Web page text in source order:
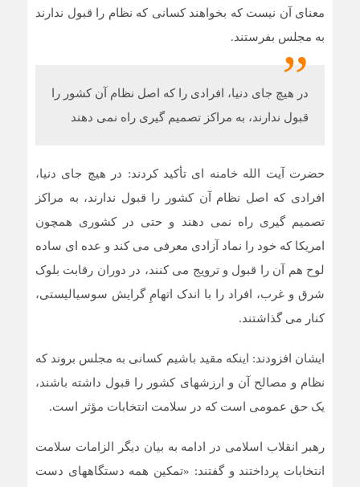
معنای آن نیست که بخواهند کسانی که نظام را قبول ندارند
به مجلس بفرستند.
در هیچ جای دنیا، افرادی را که اصل نظام آن کشور را
قبول ندارند، به مراکز تصمیم گیری راه نمی دهند
حضرت آیت الله خامنه ای تأکید کردند: در هیچ جای دنیا،
افرادی که اصل نظام آن کشور را قبول ندارند، به مراکز
تصمیم گیری راه نمی دهند و حتی در کشوری همچون
امریکا که خود را نماد آزادی معرفی می کند و عده ای ساده
لوح هم آن را قبول و ترویج می کنند، در دوران رقابت بلوک
شرق و غرب، افراد را با اندک اتهامِ گرایش سوسیالیستی،
کنار می گذاشتند.
ایشان افزودند: اینکه مقید باشیم کسانی به مجلس بروند که
نظام و مصالح آن و ارزشهای کشور را قبول داشته باشند،
یک حق عمومی است که در سلامت انتخابات مؤثر است.
رهبر انقلاب اسلامی در ادامه به بیان دیگر الزامات سلامت
انتخابات پرداختند و گفتند: «تمکین همه دستگاههای دست